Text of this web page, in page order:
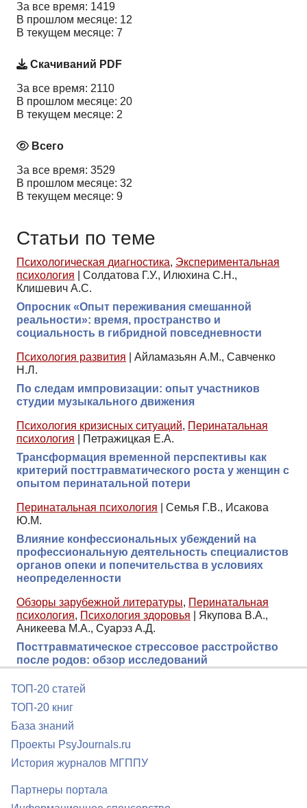
За все время: 1419
В прошлом месяце: 12
В текущем месяце: 7
Скачиваний PDF
За все время: 2110
В прошлом месяце: 20
В текущем месяце: 2
Всего
За все время: 3529
В прошлом месяце: 32
В текущем месяце: 9
Статьи по теме
Психологическая диагностика, Экспериментальная
психология
Солдатова Г.У., Илюхина С.Н.,
Клишевич А.С.
Опросник «Опыт переживания смешанной
реальности»: время, пространство и
социальность в гибридной повседневности
Психология развития
Айламазьян А.М., Савченко
Н.Л.
По следам импровизации: опыт участников
студии музыкального движения
Психология кризисных ситуаций, Перинатальная
психология
Петражицкая Е.А.
Трансформация временной перспективы как
критерий посттравматического роста у женщин с
опытом перинатальной потери
Перинатальная психология
Семья Г.В., Исакова
Ю.М.
Влияние конфессиональных убеждений на
профессиональную деятельность специалистов
органов опеки и попечительства в условиях
неопределенности
Обзоры зарубежной литературы, Перинатальная
психология, Психология здоровья
Якупова В.А.,
Аникеева М.А., Суарэз А.Д.
Посттравматическое стрессовое расстройство
после родов: обзор исследований
ТОП-20 статей
ТОП-20 книг
База знаний
Проекты PsyJournals.ru
История журналов МГППУ
Партнеры портала